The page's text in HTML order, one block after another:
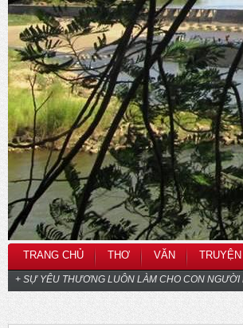
TRANG CHỦ THƠ VĂN
+ SỰ YÊU THƯƠNG LUÔN LÀM CHO CON